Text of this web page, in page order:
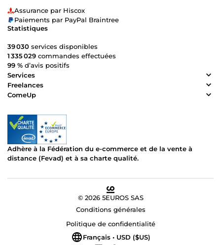
Assurance par Hiscox
Paiements par PayPal Braintree
Statistiques
39 030 services disponibles
1 335 029 commandes effectuées
99 % d’avis positifs
Services
Freelances
ComeUp
Adhère à la Fédération du e-commerce et de la vente à
distance (Fevad) et à sa charte qualité.
© 2026 5EUROS SAS
Conditions générales
Politique de confidentialité
Français • USD ($US)